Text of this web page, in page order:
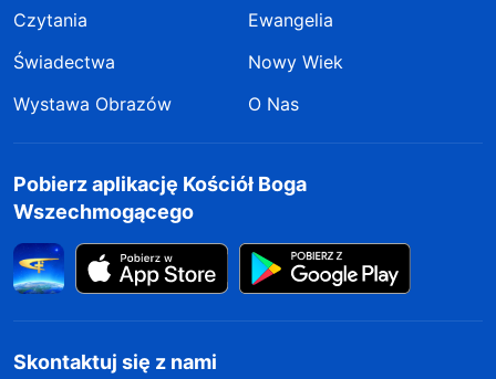
Czytania
Ewangelia
Świadectwa
Nowy Wiek
Wystawa Obrazów
O Nas
Pobierz aplikację Kościół Boga
Wszechmogącego
Skontaktuj się z nami